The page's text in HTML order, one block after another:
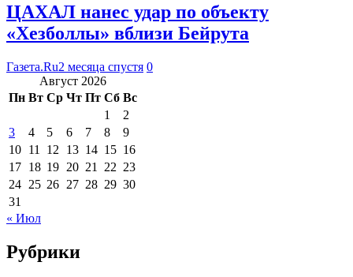
ЦАХАЛ нанес удар по объекту
«Хезболлы» вблизи Бейрута
Газета.Ru2 месяца спустя 0
Август 2026
Пн Вт Ср Чт Пт Сб Вс
1
2
3
4 5 6 7 8
9
10 11 12 13 14 15 16
17 18 19 20 21 22 23
24 25 26 27 28 29 30
31
« Июл
Рубрики